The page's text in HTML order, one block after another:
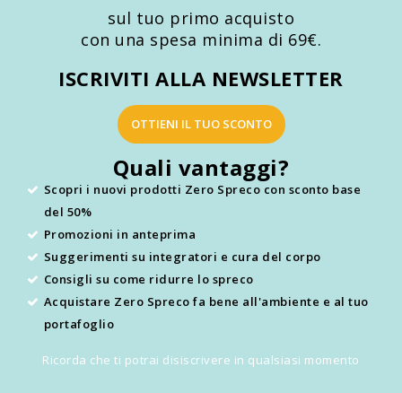
sul tuo primo acquisto
con una spesa minima di 69€.
ISCRIVITI ALLA NEWSLETTER
OTTIENI IL TUO SCONTO
Quali vantaggi?
Scopri i nuovi prodotti Zero Spreco con sconto base
del 50%
Promozioni in anteprima
Suggerimenti su integratori e cura del corpo
Consigli su come ridurre lo spreco
Acquistare Zero Spreco fa bene all'ambiente e al tuo
portafoglio
Ricorda che ti potrai disiscrivere in qualsiasi momento